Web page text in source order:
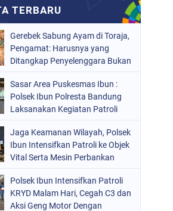
Gerebek Sabung Ayam di Toraja,
Pengamat: Harusnya yang
Ditangkap Penyelenggara Bukan
Sasar Area Puskesmas Ibun :
Polsek Ibun Polresta Bandung
Laksanakan Kegiatan Patroli
Jaga Keamanan Wilayah, Polsek
Ibun Intensifkan Patroli ke Objek
Vital Serta Mesin Perbankan
Polsek Ibun Intensifkan Patroli
KRYD Malam Hari, Cegah C3 dan
Aksi Geng Motor Dengan